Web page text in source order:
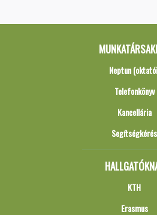
Neptun
Telefonkönyv
Kancellária
Segítségkérés
KTH
Erasmus